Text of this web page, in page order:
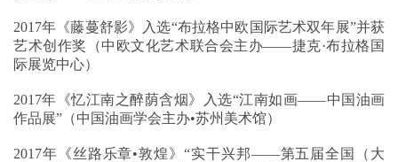
2017年《藤蔓舒影》入选“布拉格中欧国际艺术双年展”并获
艺术创作奖（中欧文化艺术联合会主办——捷克·布拉格国
际展览中心）
2017年《忆江南之醉荫含烟》入选“江南如画——中国油画
作品展”（中国油画学会主办•苏州美术馆）
2017年《丝路乐章•敦煌》“实干兴邦——第五届全国（大